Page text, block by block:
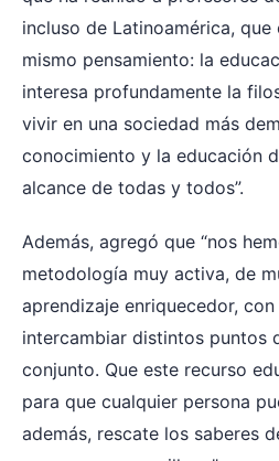
incluso de Latinoamérica,
mismo pensamiento: la
interesa profundamente la
vivir en una sociedad más
conocimiento y la educación
alcance de todas y todos”.
Además, agregó que “nos
metodología muy activa, de
aprendizaje enriquecedor,
intercambiar distintos puntos
conjunto. Que este recurso
para que cualquier persona
además, rescate los saberes